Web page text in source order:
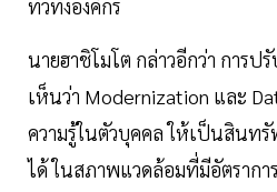
ทั่วทั้งองค์กร
นายฮาชิโมโต กล่าวอีกว่า การป
เห็นว่า Modernization และ
ความรู้ในตัวบุคคล ให้เป็นสินท
ได้ ในสภาพแวดล้อมที่มีอัตรากา